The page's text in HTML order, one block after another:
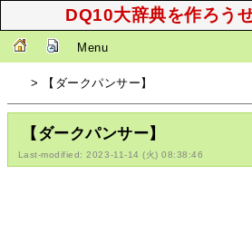
DQ10大辞典を作ろう
Menu
> 【ダークパンサー】
【ダークパンサー】
Last-modified: 2023-11-14 (火) 08:38:46